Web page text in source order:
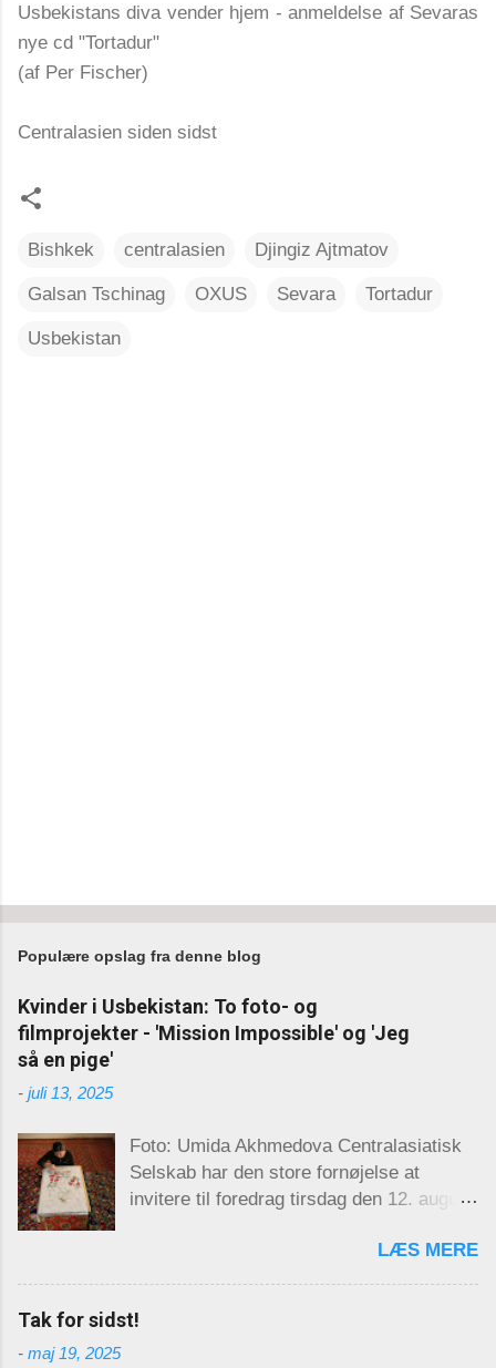
Usbekistans diva vender hjem - anmeldelse af Sevaras
nye cd "Tortadur"
(af Per Fischer)
Centralasien siden sidst
Bishkek centralasien Djingiz Ajtmatov
Galsan Tschinag OXUS Sevara Tortadur
Usbekistan
Populære opslag fra denne blog
Kvinder i Usbekistan: To foto- og
filmprojekter - 'Mission Impossible' og 'Jeg
så en pige'
- juli 13, 2025
Foto: Umida Akhmedova Centralasiatisk
Selskab har den store fornøjelse at
invitere til foredrag tirsdag den 12. august
(KUA 2), lokale 12.1.62. Den kendte
og fotografier fra to af sine nyeste
LÆS MERE
Tak for sidst!
- maj 19, 2025